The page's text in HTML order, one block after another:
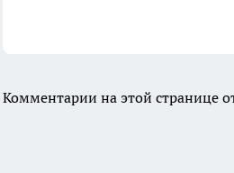
Комментарии на этой странице